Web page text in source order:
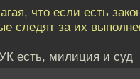
что если есть
следят за их
есть, милиция и суд